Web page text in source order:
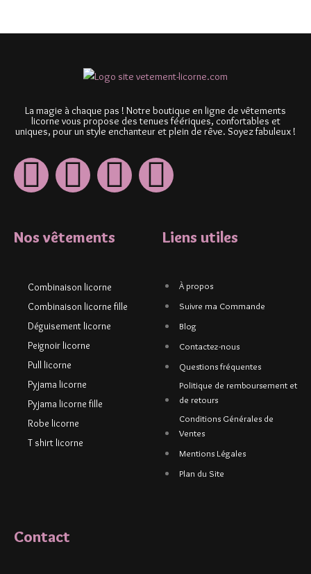
La magie à chaque pas ! Notre boutique en ligne de vêtements
licorne vous propose des tenues féériques, confortables et
uniques, pour un style enchanteur et plein de rêve. Soyez fabuleux !
Nos vêtements
Combinaison licorne
Combinaison licorne fille
Déguisement licorne
Peignoir licorne
Pull licorne
Pyjama licorne
Pyjama licorne fille
Robe licorne
T shirt licorne
Liens utiles
À propos
Suivre ma Commande
Blog
Contactez-nous
Questions fréquentes
Politique de remboursement et
de retours
Conditions Générales de
Ventes
Mentions Légales
Plan du Site
Contact